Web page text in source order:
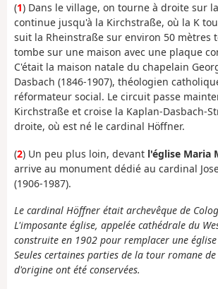
(1) Dans le village, on tourne à droite sur la
continue jusqu'à la Kirchstraße, où la K
suit la Rheinstraße sur environ 50 mètres
tombe sur une maison avec une plaque
C'était la maison natale du chapelain
Dasbach (1846-1907), théologien
réformateur social. Le circuit passe
Kirchstraße et croise la Kaplan-Dasbach-
droite, où est né le cardinal Höffner.
(2) Un peu plus loin, devant l'église Maria
arrive au monument dédié au cardinal
(1906-1987).
Le cardinal Höffner était archevêque de
L'imposante église, appelée cathédrale du
construite en 1902 pour remplacer une
Seules certaines parties de la tour romane
d'origine ont été conservées.